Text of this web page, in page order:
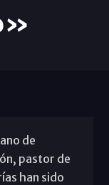
de
pastor de
han sido